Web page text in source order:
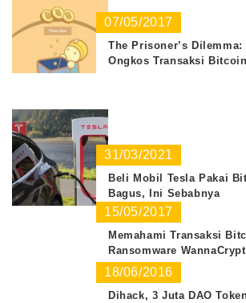
07/05/2017
The Prisoner’s Dilemma:
Ongkos Transaksi Bitcoin
31/03/2021
Beli Mobil Tesla Pakai
Bagus, Ini Sebabnya
15/05/2017
Memahami Transaksi
Ransomware WannaCrypt
18/06/2016
Dihack, 3 Juta DAO